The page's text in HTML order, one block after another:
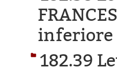
inferiore
182.39